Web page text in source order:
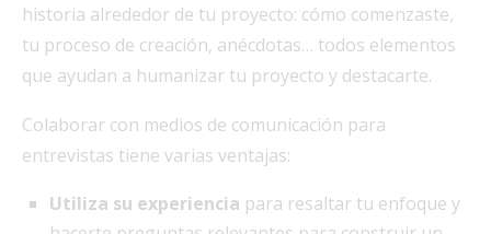
historia alrededor de tu proyecto: cómo comenzaste,
tu proceso de creación, anécdotas… todos elementos
que ayudan a humanizar tu proyecto y destacarte.
Colaborar con medios de comunicación para
entrevistas tiene varias ventajas:
Utiliza su experiencia para resaltar tu enfoque y